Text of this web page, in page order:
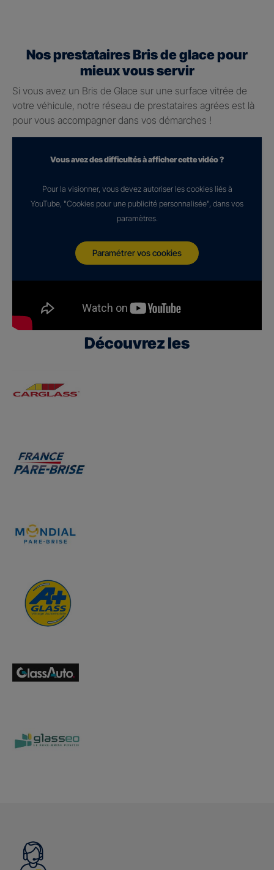
Nos prestataires Bris de glace pour
mieux vous servir
Si vous avez un Bris de Glace sur une surface vitrée de
votre véhicule, notre réseau de prestataires agrées est là
pour vous accompagner dans vos démarches !
Vous avez des difficultés à afficher cette vidéo ?
Pour la visionner, vous devez autoriser les cookies liés à
YouTube, "Cookies pour une publicité personnalisée", dans vos
paramètres.
Paramétrer vos cookies
Découvrez les